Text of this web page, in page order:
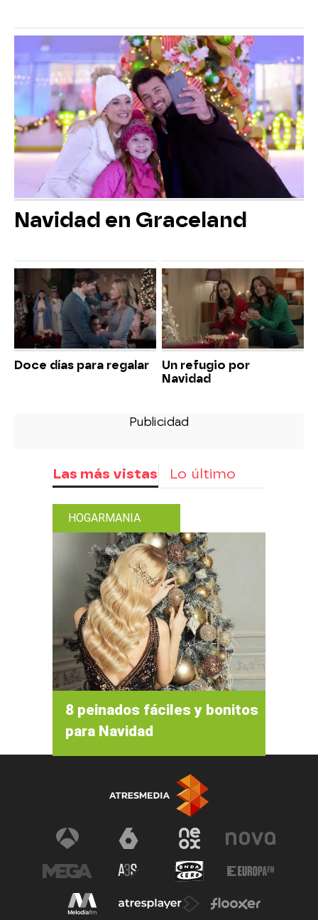
Navidad en Graceland
Doce días para regalar
Un refugio por
Navidad
Las más vistas Lo último
HOGARMANIA
8 peinados fáciles y bonitos
para Navidad